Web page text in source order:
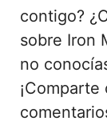
contigo?
sobre Iron
no